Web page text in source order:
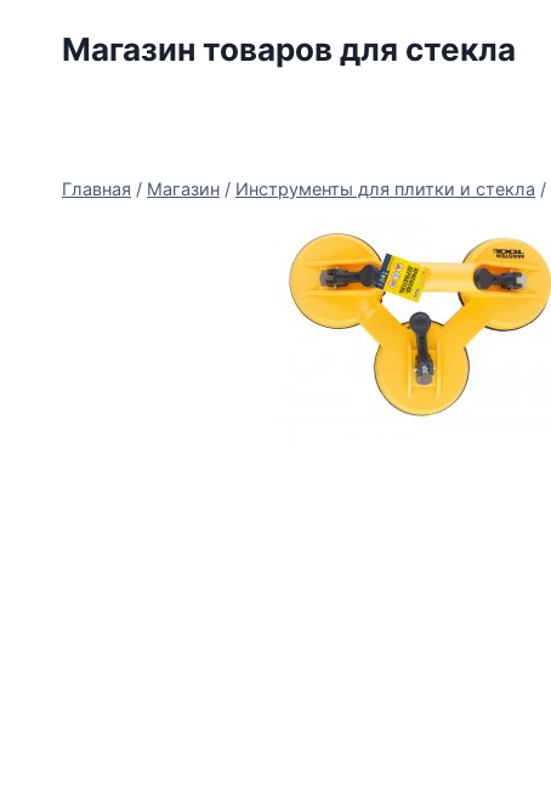
Магазин товаров для стекла
Главная / Магазин / Инструменты для плитки и стекла /